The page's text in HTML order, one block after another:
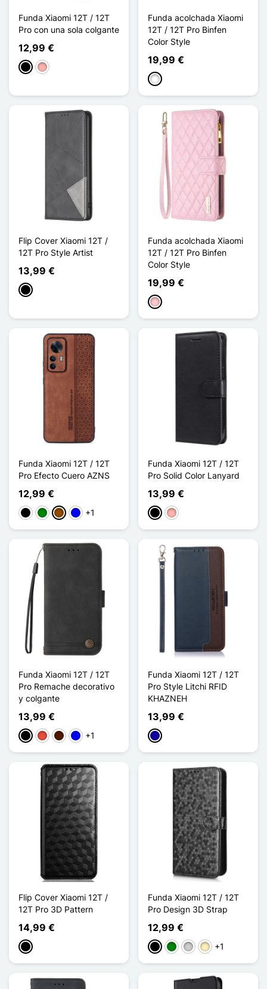
Funda Xiaomi 12T / 12T
Pro con una sola colgante
12,99 €
NegroOro rosa
Funda acolchada Xiaomi
12T / 12T Pro Binfen
Color Style
19,99 €
Blanco
Flip Cover Xiaomi 12T /
12T Pro Style Artist
13,99 €
Negro
Funda acolchada Xiaomi
12T / 12T Pro Binfen
Color Style
19,99 €
Rosa
Funda Xiaomi 12T / 12T
Pro Efecto Cuero AZNS
12,99 €
NegroVerdeMarrón
Azul+1
Funda Xiaomi 12T / 12T
Pro Solid Color Lanyard
13,99 €
NegroOro rosa
Funda Xiaomi 12T / 12T
Pro Remache decorativo
y colgante
13,99 €
NegroRojoMarrón oscuro
Azul+1
Funda Xiaomi 12T / 12T
Pro Style Litchi RFID
KHAZNEH
13,99 €
Azul oscuro
Flip Cover Xiaomi 12T /
12T Pro 3D Pattern
14,99 €
Negro
Funda Xiaomi 12T / 12T
Pro Design 3D Strap
12,99 €
NegroVerdePlataOro +1